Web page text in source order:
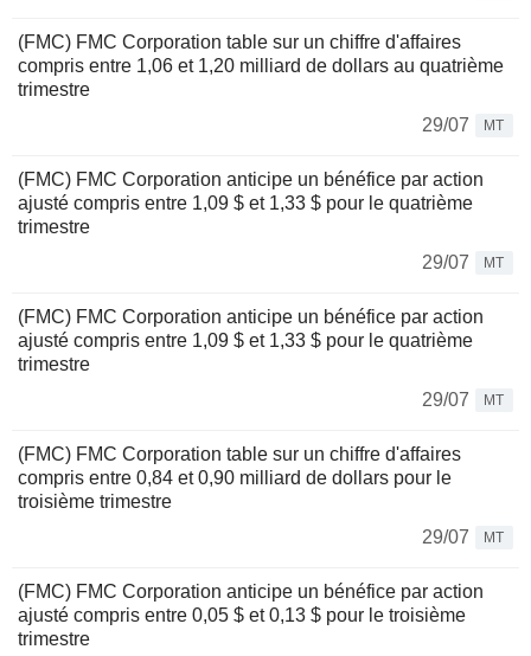
(FMC) FMC Corporation table sur un chiffre d'affaires
compris entre 1,06 et 1,20 milliard de dollars au quatrième
trimestre
29/07
MT
(FMC) FMC Corporation anticipe un bénéfice par action
ajusté compris entre 1,09 $ et 1,33 $ pour le quatrième
trimestre
29/07
MT
(FMC) FMC Corporation anticipe un bénéfice par action
ajusté compris entre 1,09 $ et 1,33 $ pour le quatrième
trimestre
29/07
MT
(FMC) FMC Corporation table sur un chiffre d'affaires
compris entre 0,84 et 0,90 milliard de dollars pour le
troisième trimestre
29/07
MT
(FMC) FMC Corporation anticipe un bénéfice par action
ajusté compris entre 0,05 $ et 0,13 $ pour le troisième
trimestre